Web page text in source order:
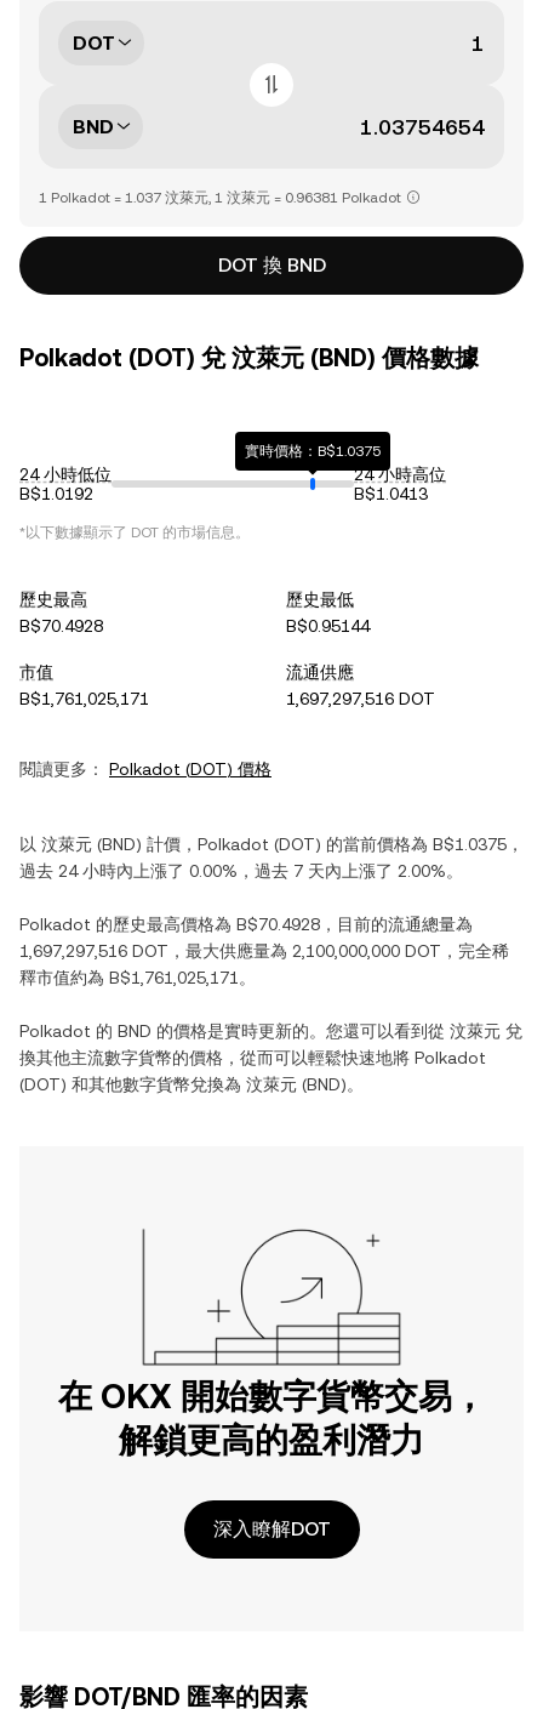
DOT
BND
1 Polkadot = 1.037 汶萊元, 1 汶萊元 = 0.96381 Polkadot
DOT 換 BND
Polkadot (DOT) 兌 汶萊元 (BND) 價格數據
24 小時低位
B$1.0192
實時價格：B$1.0375
24 小時高位
B$1.0413
*以下數據顯示了 DOT 的市場信息。
歷史最高
B$70.4928
歷史最低
B$0.95144
市值
B$1,761,025,171
流通供應
1,697,297,516 DOT
閱讀更多： Polkadot (DOT) 價格
以 汶萊元 (BND) 計價， Polkadot (DOT) 的當前價格為 B$1.0375 ，
過去 24 小時內 上漲了 0.00% ，過去 7 天內 上漲了 2.00%。
Polkadot 的歷史最高價格為 B$70.4928 ，目前的流通總量為
1,697,297,516 DOT ，最大供應量為 2,100,000,000 DOT ，完全稀
釋市值約為 B$1,761,025,171 。
Polkadot 的 BND 的價格是實時更新的。您還可以看到從 汶萊元 兌
換其他主流數字貨幣的價格，從而可以輕鬆快速地將 Polkadot
(DOT) 和其他數字貨幣兌換為 汶萊元 (BND)。
在 OKX 開始數字貨幣交易，
解鎖更高的盈利潛力
深入瞭解DOT
影響 DOT/BND 匯率的因素